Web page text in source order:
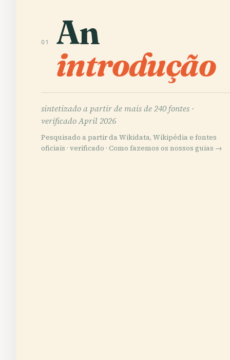
01 An
introdução
sintetizado a partir de mais de 240 fontes ·
verificado April 2026
Pesquisado a partir da Wikidata, Wikipédia e fontes
oficiais · verificado · Como fazemos os nossos guias →